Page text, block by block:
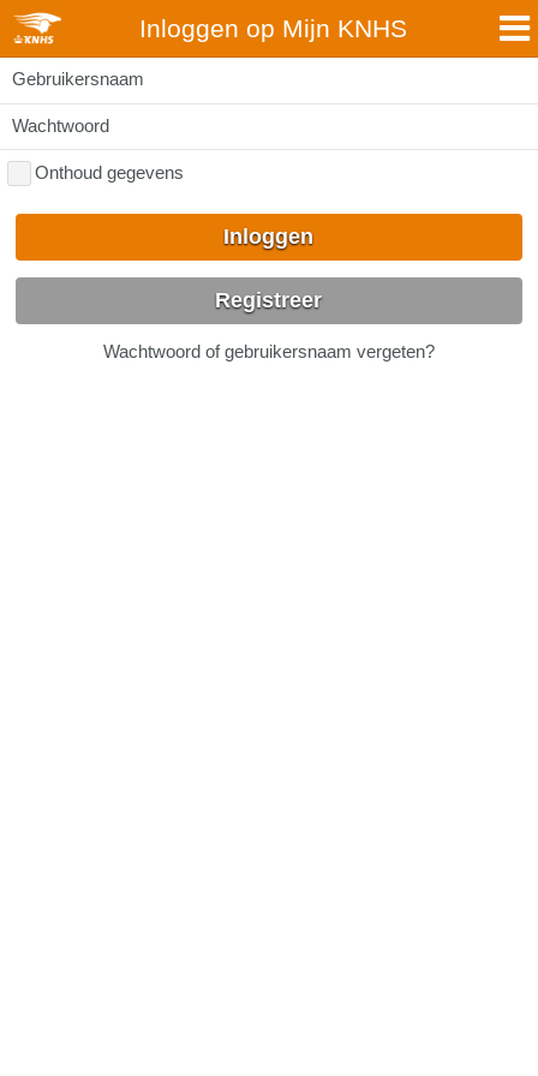
Inloggen op Mijn KNHS
Gebruikersnaam
Wachtwoord
Onthoud gegevens
Inloggen
Registreer
Wachtwoord of gebruikersnaam vergeten?